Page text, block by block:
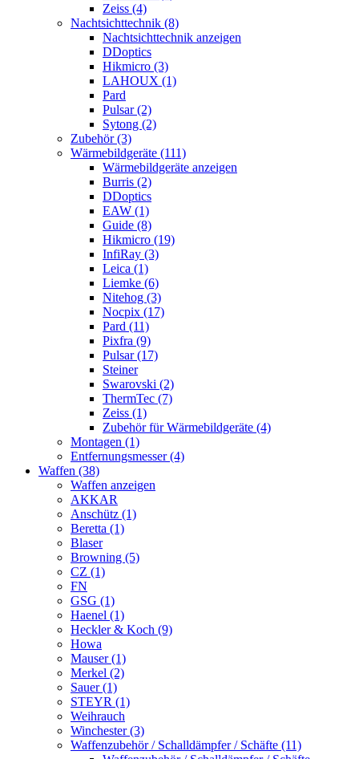
Zeiss (4)
Nachtsichttechnik (8)
Nachtsichttechnik anzeigen
DDoptics
Hikmicro (3)
LAHOUX (1)
Pard
Pulsar (2)
Sytong (2)
Zubehör (3)
Wärmebildgeräte (111)
Wärmebildgeräte anzeigen
Burris (2)
DDoptics
EAW (1)
Guide (8)
Hikmicro (19)
InfiRay (3)
Leica (1)
Liemke (6)
Nitehog (3)
Nocpix (17)
Pard (11)
Pixfra (9)
Pulsar (17)
Steiner
Swarovski (2)
ThermTec (7)
Zeiss (1)
Zubehör für Wärmebildgeräte (4)
Montagen (1)
Entfernungsmesser (4)
Waffen (38)
Waffen anzeigen
AKKAR
Anschütz (1)
Beretta (1)
Blaser
Browning (5)
CZ (1)
FN
GSG (1)
Haenel (1)
Heckler & Koch (9)
Howa
Mauser (1)
Merkel (2)
Sauer (1)
STEYR (1)
Weihrauch
Winchester (3)
Waffenzubehör / Schalldämpfer / Schäfte (11)